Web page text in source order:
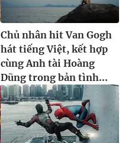
Chủ nhân hit Van Gogh
hát tiếng Việt, kết hợp
cùng Anh tài Hoàng
Dũng trong bản tình...